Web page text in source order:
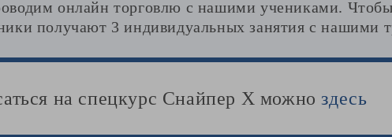
онлайн торговлю с нашими учениками.
получают 3 индивидуальных занятия с нашими
на спецкурс Снайпер Х можно здесь